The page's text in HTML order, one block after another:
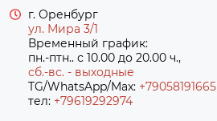
г. Оренбург
ул. Мира 3/1
Временный график:
пн.-птн.. с 10.00 до 20.00 ч.,
сб.-вс. - выходные
TG/WhatsApp/Max: +79058191665
тел: +79619292974